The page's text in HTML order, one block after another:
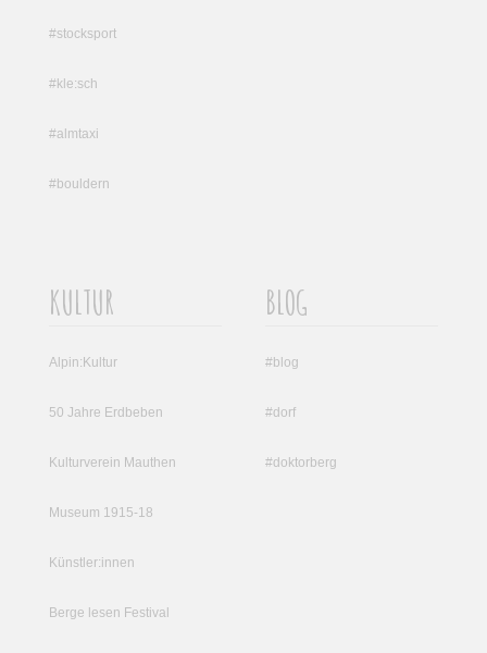
#stocksport
#kle:sch
#almtaxi
#bouldern
KULTUR
Alpin:Kultur
50 Jahre Erdbeben
Kulturverein Mauthen
Museum 1915-18
Künstler:innen
Berge lesen Festival
BLOG
#blog
#dorf
#doktorberg